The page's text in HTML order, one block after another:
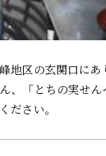
地区の玄関口に
、「とちの実せ
ださい。